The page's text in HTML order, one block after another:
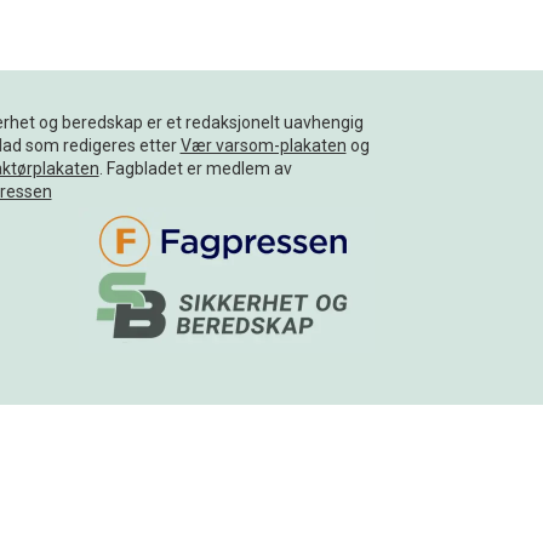
og beredskap er et redaksjonelt uavhengig
som redigeres etterVær varsom-plakaten og
. Fagbladet er medlem av